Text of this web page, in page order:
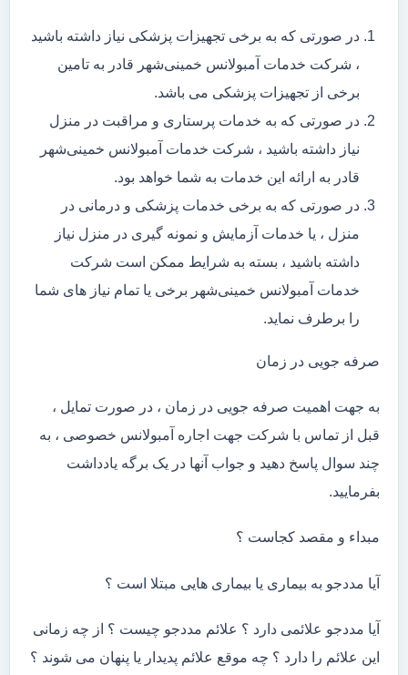
در صورتی که به برخی تجهیزات پزشکی نیاز داشته باشید
، شرکت خدمات آمبولانس خمینی‌شهر قادر به تامین
برخی از تجهیزات پزشکی می باشد.
در صورتی که به خدمات پرستاری و مراقبت در منزل
نیاز داشته باشید ، شرکت خدمات آمبولانس خمینی‌شهر
قادر به ارائه این خدمات به شما خواهد بود.
در صورتی که به برخی خدمات پزشکی و درمانی در
منزل ، یا خدمات آزمایش و نمونه گیری در منزل نیاز
داشته باشید ، بسته به شرایط ممکن است شرکت
خدمات آمبولانس خمینی‌شهر برخی یا تمام نیاز های شما
را برطرف نماید.
صرفه جویی در زمان
به جهت اهمیت صرفه جویی در زمان ، در صورت تمایل ،
قبل از تماس با شرکت جهت اجاره آمبولانس خصوصی ، به
چند سوال پاسخ دهید و جواب آنها در یک برگه یادداشت
بفرمایید.
مبداء و مقصد کجاست ؟
آیا مددجو به بیماری یا بیماری هایی مبتلا است ؟
آیا مددجو علائمی دارد ؟ علائم مددجو چیست ؟ از چه زمانی
این علائم را دارد ؟ چه موقع علائم پدیدار یا پنهان می شوند ؟